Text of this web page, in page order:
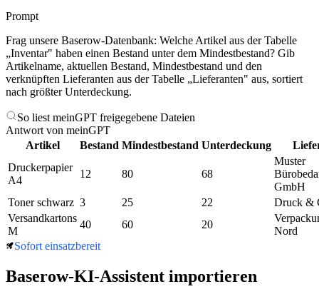
Prompt
Frag unsere Baserow-Datenbank: Welche Artikel aus der Tabelle
„Inventar" haben einen Bestand unter dem Mindestbestand? Gib
Artikelname, aktuellen Bestand, Mindestbestand und den
verknüpften Lieferanten aus der Tabelle „Lieferanten" aus, sortiert
nach größter Unterdeckung.
So liest meinGPT freigegebene Dateien
Antwort von meinGPT
Artikel
Bestand Mindestbestand Unterdeckung
Druckerpapier
A4
12 80 68
Muster
GmbH
Toner schwarz 3 25 22
Druck &
Versandkartons
M
40 60 20
Nord
Sofort einsatzbereit
Baserow-KI-Assistent importieren